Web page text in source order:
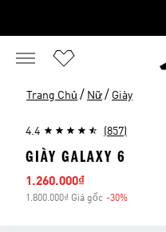
Trang Chủ / Nữ / Giày
4.4 (857)
GIÀY GALAXY 6
Giá bán
1.260.000₫
1.800.000₫ Giá gốc -30%